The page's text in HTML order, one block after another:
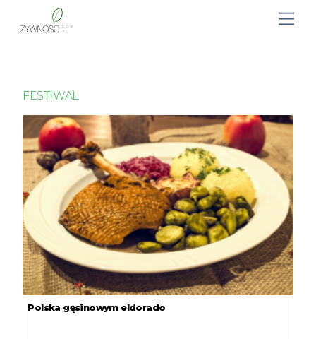
FESTIWAL
Polska gęsinowym eldorado